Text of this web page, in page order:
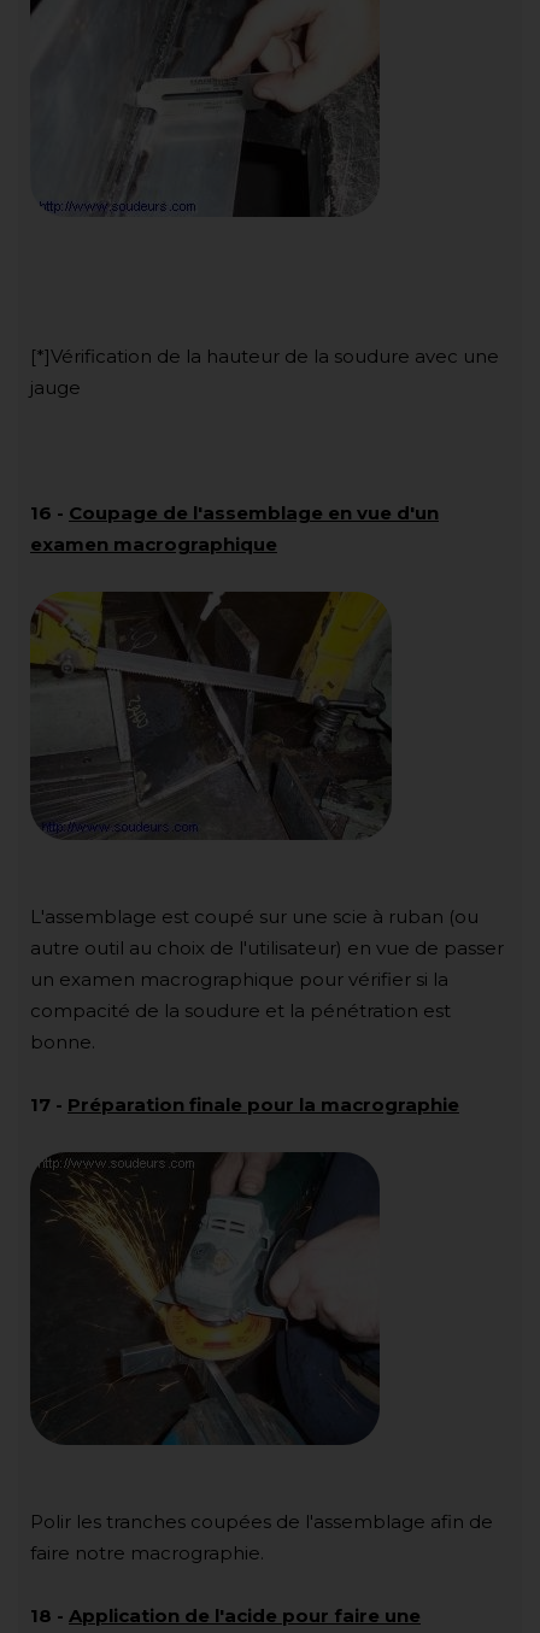
[*]Vérification de la hauteur de la soudure avec une
jauge
16 - Coupage de l'assemblage en vue d'un
examen macrographique
L'assemblage est coupé sur une scie à ruban (ou
autre outil au choix de l'utilisateur) en vue de passer
un examen macrographique pour vérifier si la
compacité de la soudure et la pénétration est
bonne.
17 - Préparation finale pour la macrographie
Polir les tranches coupées de l'assemblage afin de
faire notre macrographie.
18 - Application de l'acide pour faire une